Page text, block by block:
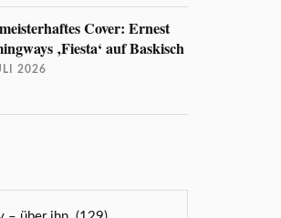
Cover: Ernest
‚Fiesta‘ auf Baskisch
2026